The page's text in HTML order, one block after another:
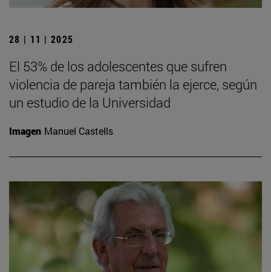
28 | 11 | 2025
El 53% de los adolescentes que sufren
violencia de pareja también la ejerce, según
un estudio de la Universidad
Imagen Manuel Castells